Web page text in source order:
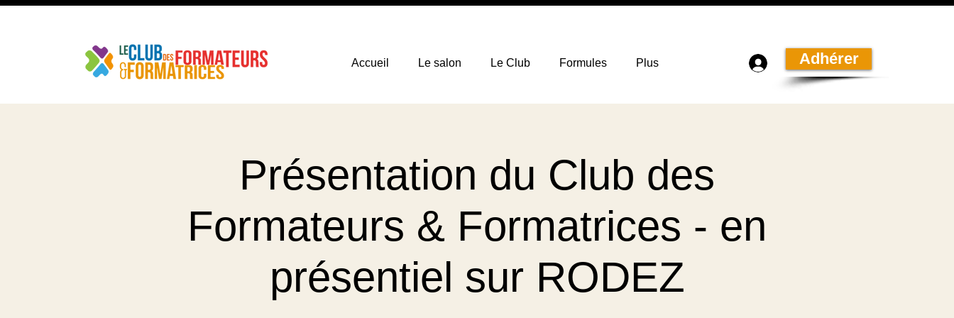
Accueil Le salon Le Club Formules Plus Adhérer
Présentation du Club des
Formateurs & Formatrices - en
présentiel sur RODEZ